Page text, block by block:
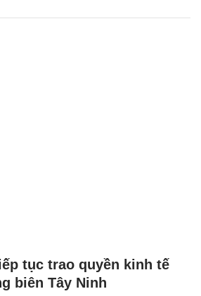
tục trao quyền kinh tế
biên Tây Ninh